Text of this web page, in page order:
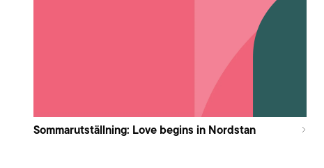
Sommarutställning: Love begins in Nordstan